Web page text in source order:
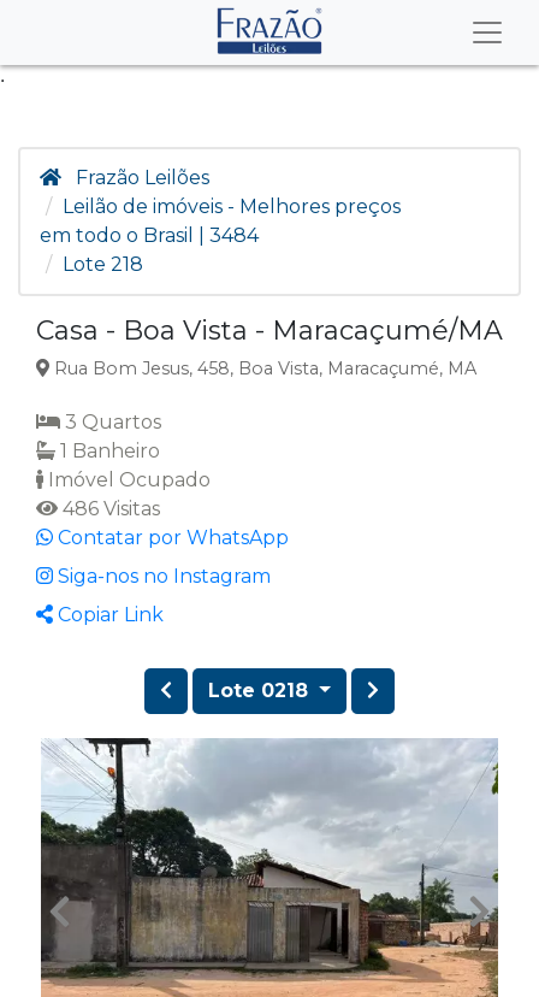
.
Frazão Leilões
Leilão de imóveis - Melhores preços
em todo o Brasil | 3484
Lote 218
Casa - Boa Vista - Maracaçumé/MA
Rua Bom Jesus, 458, Boa Vista, Maracaçumé, MA
3 Quartos
1 Banheiro
Imóvel Ocupado
486 Visitas
Contatar por WhatsApp
Siga-nos no Instagram
Copiar Link
Lote 0218